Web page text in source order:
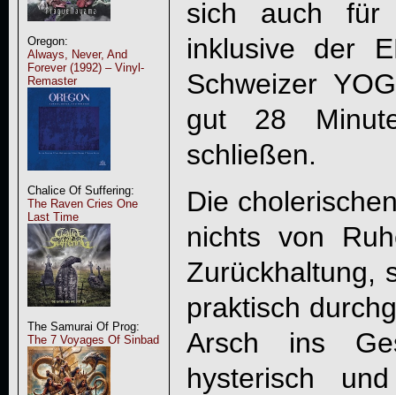
Oregon:
Always, Never, And
Forever (1992) – Vinyl-
Remaster
Chalice Of Suffering:
The Raven Cries One
Last Time
The Samurai Of Prog:
The 7 Voyages Of Sinbad
sich auch für
inklusive der
Schweizer
gut 28
schließen.
Die
nichts von
Zurückhaltung,
praktisch
Arsch ins
hysterisch